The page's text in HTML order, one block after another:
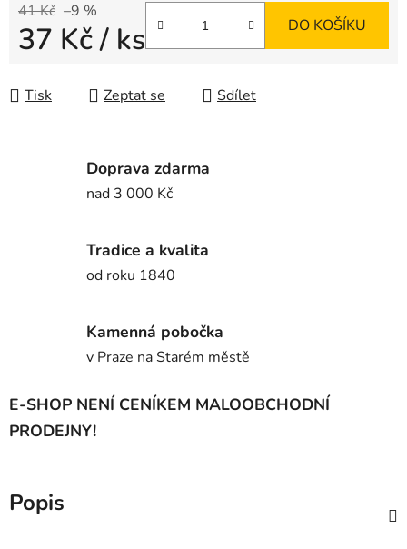
41 Kč –9 %
37 Kč/ ks DO KOŠÍKU
Tisk Zeptat se Sdílet
Doprava zdarma
nad 3 000 Kč
Tradice a kvalita
od roku 1840
Kamenná pobočka
v Praze na Starém městě
E-SHOP NENÍ CENÍKEM MALOOBCHODNÍ
PRODEJNY!
Popis